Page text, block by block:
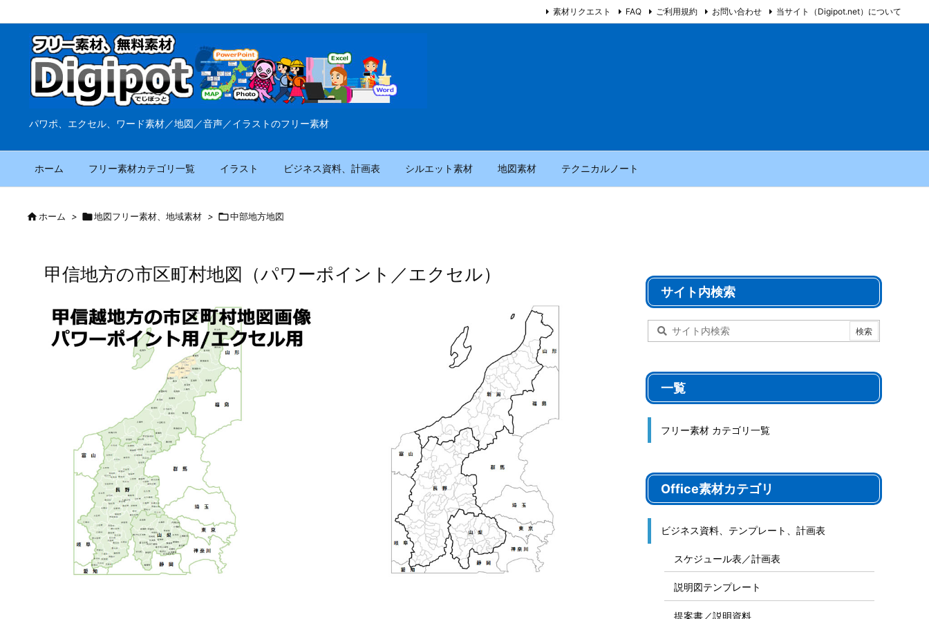
パワポ、エクセル、ワード素材／地図／音声／イラストのフリー素材
ホーム フリー素材カテゴリ一覧 イラスト ビジネス資料、計画表 シルエット素材 地図素材 テクニカルノート
素材リクエスト FAQ ご利用規約 お問い合わせ 当サイト（Digipot.net）について
ホーム > 地図フリー素材、地域素材 > 中部地方地図
甲信地方の市区町村地図（パワーポイント／エクセル）
サイト内検索
一覧
フリー素材 カテゴリ一覧
Office素材カテゴリ
ビジネス資料、テンプレート、計画表
スケジュール表／計画表
説明図テンプレート
提案書／説明資料